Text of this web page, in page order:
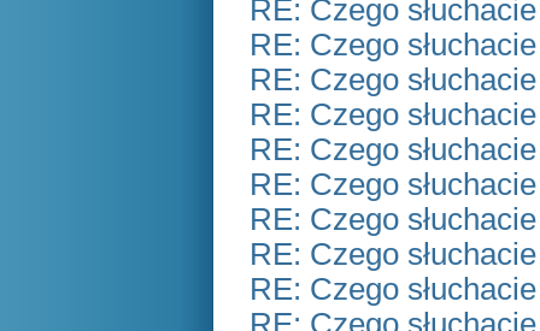
RE: Czego
RE: Czego
RE: Czego
RE: Czego
RE: Czego
RE: Czego
RE: Czego
RE: Czego
RE: Czego
RE: Czego